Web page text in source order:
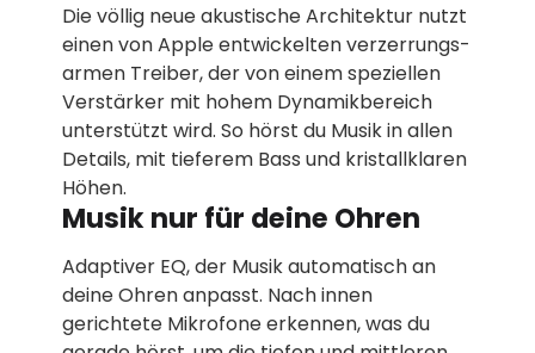
Die völlig neue akustische Architektur nutzt
einen von Apple entwickelten verzerrungs­
armen Treiber, der von einem speziellen
Verstärker mit hohem Dynamikbereich
unterstützt wird. So hörst du Musik in allen
Details, mit tieferem Bass und kristallklaren
Höhen.
Musik nur für deine Ohren
Adaptiver EQ, der Musik automatisch an
deine Ohren anpasst. Nach innen
gerichtete Mikrofone erkennen, was du